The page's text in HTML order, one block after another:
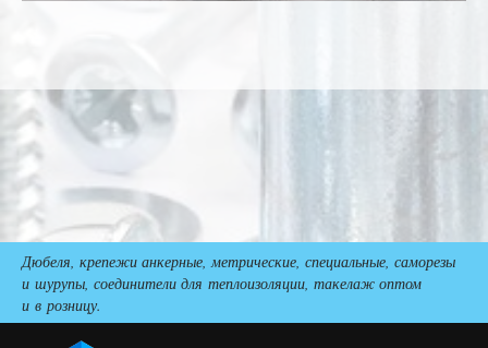
Дюбеля, крепежи анкерные, метрические, специальные, саморезы
и шурупы, соединители для теплоизоляции, такелаж оптом
и в розницу.